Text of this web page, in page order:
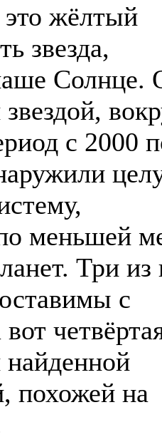
жёлтый
звезда,
Солнце.
с 2000
меньшей
Три из
с
найденной
похожей на